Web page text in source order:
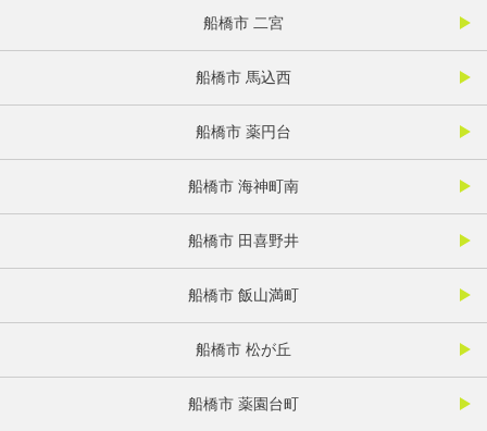
船橋市 二宮
船橋市 馬込西
船橋市 薬円台
船橋市 海神町南
船橋市 田喜野井
船橋市 飯山満町
船橋市 松が丘
船橋市 薬園台町